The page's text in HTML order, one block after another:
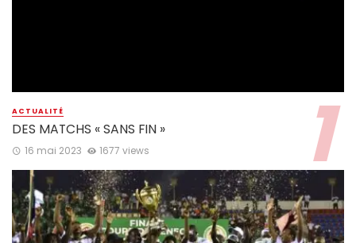
ACTUALITÉ
DES MATCHS « SANS FIN »
16 mai 2023 1677 views